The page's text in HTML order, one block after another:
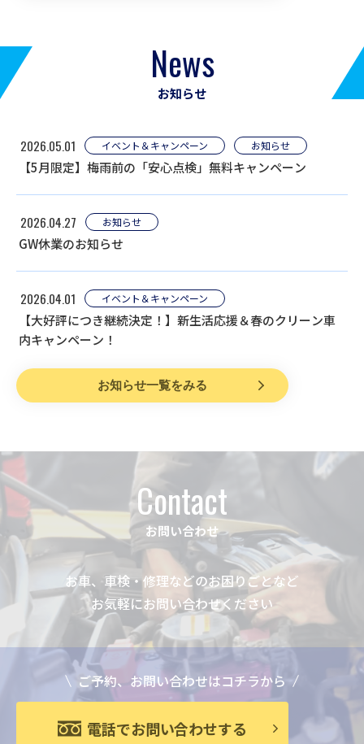
News
お知らせ
2026.05.01 イベント＆キャンペーン お知らせ
【5月限定】梅雨前の「安心点検」無料キャンペーン
2026.04.27 お知らせ
GW休業のお知らせ
2026.04.01 イベント＆キャンペーン
【大好評につき継続決定！】新生活応援＆春のクリーン車
内キャンペーン！
お知らせ一覧をみる
Contact
お問い合わせ
お車、車検・修理などのお困りごとなど
お気軽にお問い合わせください
ご予約、お問い合わせはコチラから
電話でお問い合わせする